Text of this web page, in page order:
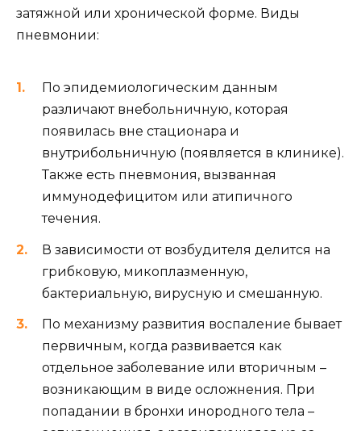
затяжной или хронической форме. Виды
пневмонии:
По эпидемиологическим данным
различают внебольничную, которая
появилась вне стационара и
внутрибольничную (появляется в клинике).
Также есть пневмония, вызванная
иммунодефицитом или атипичного
течения.
В зависимости от возбудителя делится на
грибковую, микоплазменную,
бактериальную, вирусную и смешанную.
По механизму развития воспаление бывает
первичным, когда развивается как
отдельное заболевание или вторичным –
возникающим в виде осложнения. При
попадании в бронхи инородного тела –